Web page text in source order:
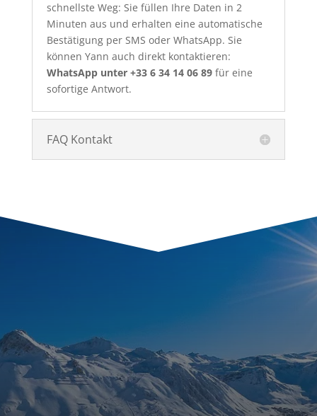
schnellste Weg: Sie füllen Ihre Daten in 2
Minuten aus und erhalten eine automatische
Bestätigung per SMS oder WhatsApp. Sie
können Yann auch direkt kontaktieren:
WhatsApp unter +33 6 34 14 06 89für eine
sofortige Antwort.
FAQ Kontakt